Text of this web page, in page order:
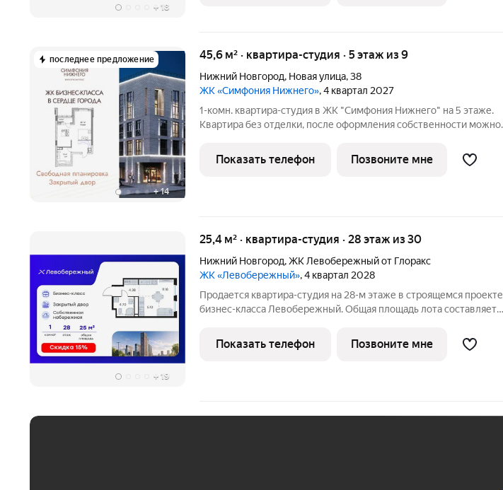
+ 18
последнее предложение
+14
45,6 м² · квартира-студия · 5 этаж из 9
Нижний Новгород, Новая улица,38
ЖК «Симфония Нижнего», 4 квартал 2027
1-комн. квартира-студия в ЖК "Симфония Нижнего" на 5 этаже.
Квартира без отделки, после оформления собственности можно
кв.м., из которых 10 кв.м. выделено под кухонную зону. Все окна
Показать телефон Позвоните мне
+ 19
25,4 м² · квартира-студия · 28 этаж из 30
Нижний Новгород,ЖК Левобережный от Глоракс
ЖК «Левобережный», 4 квартал 2028
Продается квартира-студия на 28-м этаже в строящемся проекте
бизнес-класса Левобережный. Общая площадь лота составляет
под кухонную зону. Номер квартиры - 465. Преимущества
квартиры:
Показать телефон Позвоните мне